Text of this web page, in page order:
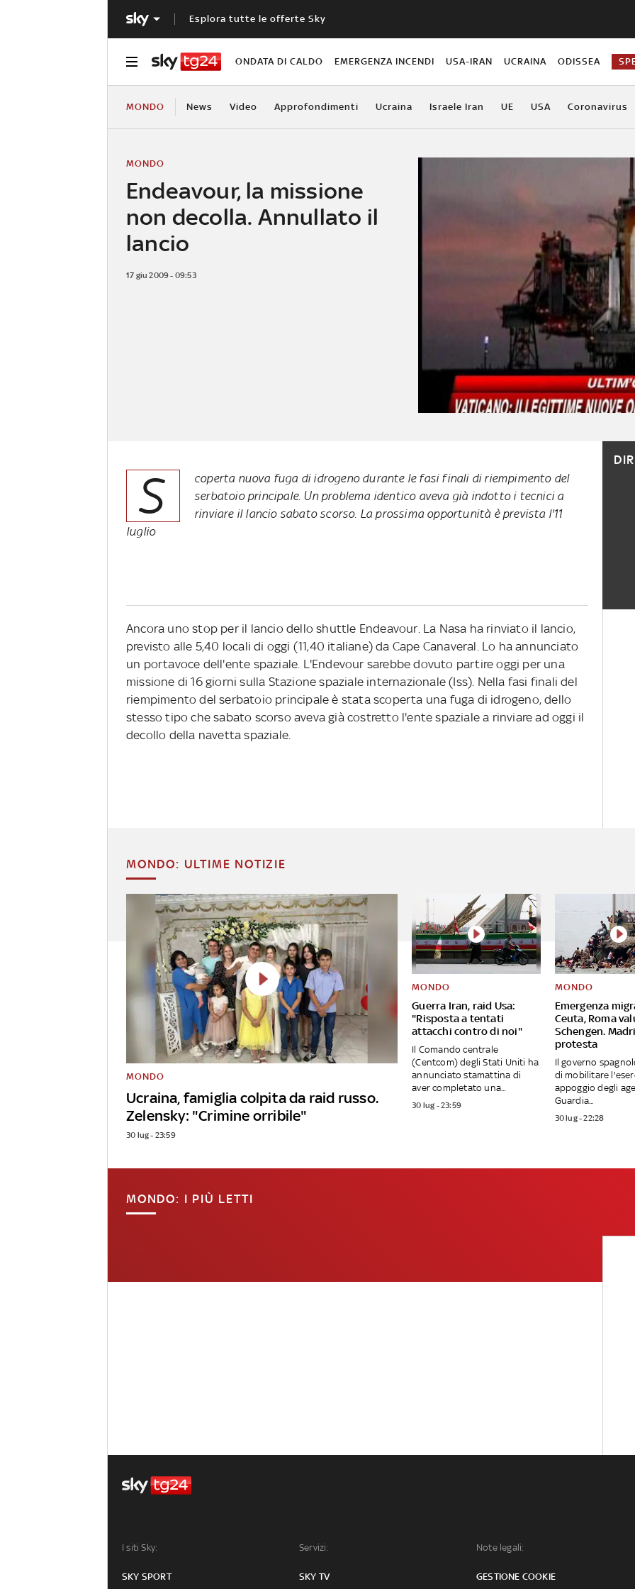
Esplora tutte le offerte Sky
ONDATA DI CALDO EMERGENZA INCENDI USA-IRAN UCRAINA ODISSEA
MONDO News Video Approfondimenti Ucraina Israele Iran UE USA Coronavirus
Endeavour, la missione
non decolla. Annullato il
lancio
MONDO
17 giu 2009 - 09:53
S
coperta nuova fuga di idrogeno durante le fasi finali di riempimento del
serbatoio principale. Un problema identico aveva già indotto i tecnici a
rinviare il lancio sabato scorso. La prossima opportunità è prevista l'11
luglio
Ancora uno stop per il lancio dello shuttle Endeavour. La Nasa ha rinviato il lancio,
previsto alle 5,40 locali di oggi (11,40 italiane) da Cape Canaveral. Lo ha annunciato
un portavoce dell'ente spaziale. L'Endevour sarebbe dovuto partire oggi per una
missione di 16 giorni sulla Stazione spaziale internazionale (Iss). Nella fasi finali del
riempimento del serbatoio principale è stata scoperta una fuga di idrogeno, dello
stesso tipo che sabato scorso aveva già costretto l'ente spaziale a rinviare ad oggi il
decollo della navetta spaziale.
MONDO: ULTIME NOTIZIE
Ucraina, famiglia colpita da raid russo.
Zelensky: "Crimine orribile"
MONDO
30 lug - 23:59
Guerra Iran, raid Usa:
"Risposta a tentati
attacchi contro di noi"
MONDO
Il Comando centrale
(Centcom) degli Stati Uniti ha
annunciato stamattina di
aver completato una...
30 lug - 23:59
Emergenza
Ceuta, Roma
Schengen.
protesta
MONDO
Il governo
di mobilitare
appoggio degli
Guardia...
30 lug - 22:28
MONDO: I PIÙ LETTI
I siti Sky:
SKY SPORT
Servizi:
SKY TV
Note legali:
GESTIONE COOKIE